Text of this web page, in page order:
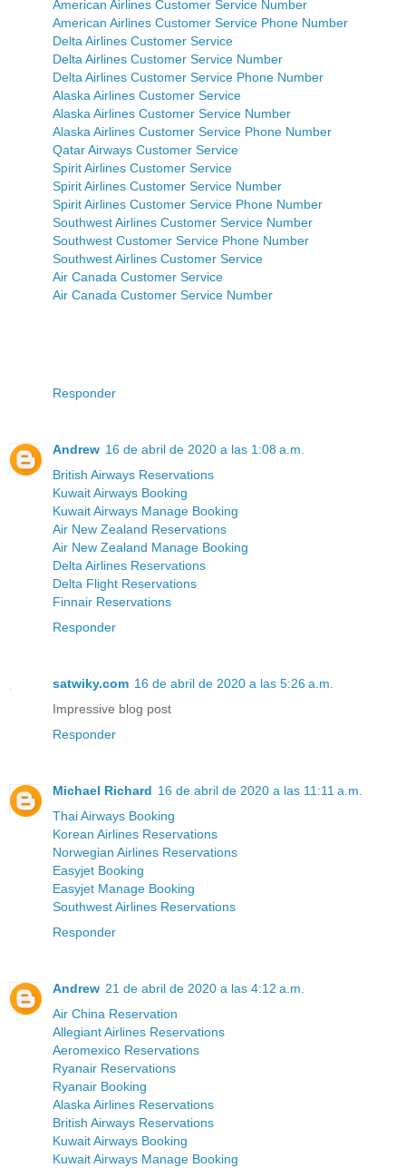
American Airlines Customer Service Number
American Airlines Customer Service Phone Number
Delta Airlines Customer Service
Delta Airlines Customer Service Number
Delta Airlines Customer Service Phone Number
Alaska Airlines Customer Service
Alaska Airlines Customer Service Number
Alaska Airlines Customer Service Phone Number
Qatar Airways Customer Service
Spirit Airlines Customer Service
Spirit Airlines Customer Service Number
Spirit Airlines Customer Service Phone Number
Southwest Airlines Customer Service Number
Southwest Customer Service Phone Number
Southwest Airlines Customer Service
Air Canada Customer Service
Air Canada Customer Service Number
Responder
Andrew 16 de abril de 2020 a las 1:08 a.m.
British Airways Reservations
Kuwait Airways Booking
Kuwait Airways Manage Booking
Air New Zealand Reservations
Air New Zealand Manage Booking
Delta Airlines Reservations
Delta Flight Reservations
Finnair Reservations
Responder
satwiky.com 16 de abril de 2020 a las 5:26 a.m.
Impressive blog post
Responder
Michael Richard 16 de abril de 2020 a las 11:11 a.m.
Thai Airways Booking
Korean Airlines Reservations
Norwegian Airlines Reservations
Easyjet Booking
Easyjet Manage Booking
Southwest Airlines Reservations
Responder
Andrew 21 de abril de 2020 a las 4:12 a.m.
Air China Reservation
Allegiant Airlines Reservations
Aeromexico Reservations
Ryanair Reservations
Ryanair Booking
Alaska Airlines Reservations
British Airways Reservations
Kuwait Airways Booking
Kuwait Airways Manage Booking